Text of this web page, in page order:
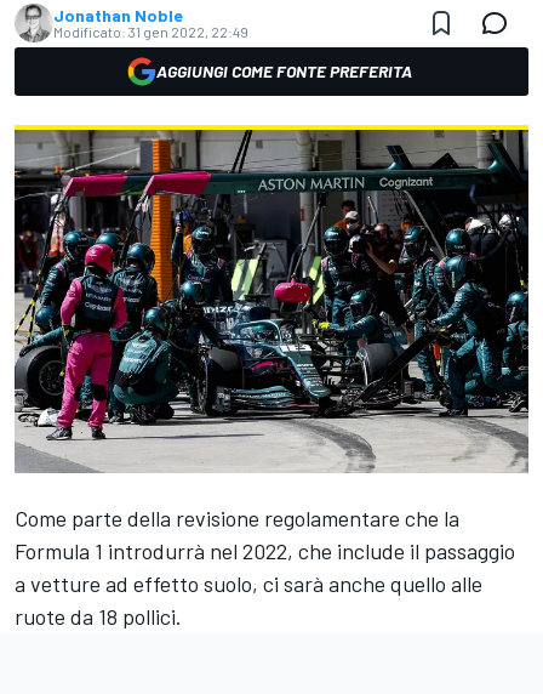
Jonathan Noble
Modificato: 31 gen 2022, 22:49
AGGIUNGI COME FONTE PREFERITA
Come parte della revisione regolamentare che la
Formula 1 introdurrà nel 2022, che include il passaggio
a vetture ad effetto suolo, ci sarà anche quello alle
ruote da 18 pollici.